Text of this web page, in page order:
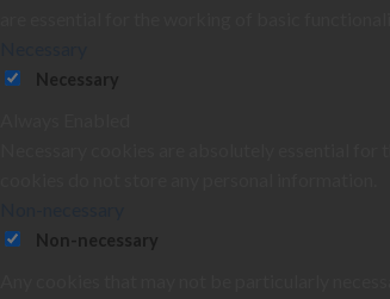
Necessary
Non-necessary